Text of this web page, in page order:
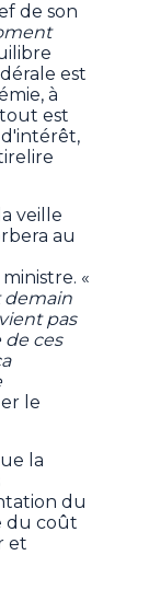
de son
est
à
est
d'intérêt,
veille
au
«
demain
pas
de ces
le
la
du
du coût
et